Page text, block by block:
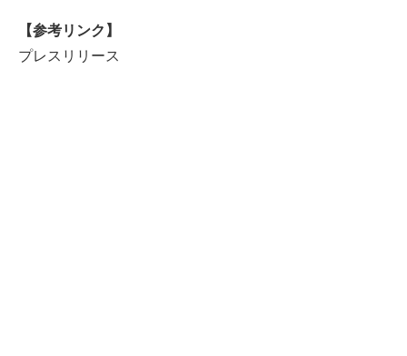
【参考リンク】
プレスリリース